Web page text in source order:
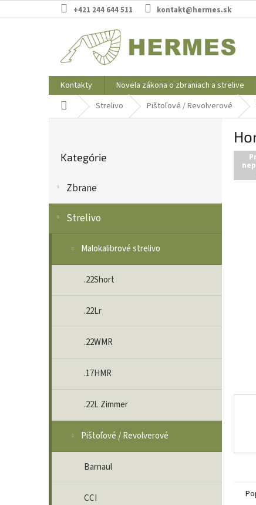
na
+421 244 644 511 kontakt@hermes.sk
Kontakty Novela zákona o zbraniach a strelive
DomovStrelivo Pištoľové / Revolverové
a
kategórie
Kategórie
Zbrane
Strelivo
Malokalibrové strelivo
.22Short
.22Lr
.22WMR
.17HMR
.22L Zimmer
Pištoľové / Revolverové
Barnaul
CCI